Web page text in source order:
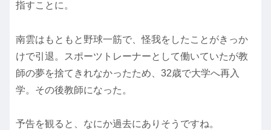
指すことに。
南雲はもともと野球一筋で、怪我をしたことがきっか
けで引退。スポーツトレーナーとして働いていたが教
師の夢を捨てきれなかったため、32歳で大学へ再入
学。その後教師になった。
予告を観ると、なにか過去にありそうですね。